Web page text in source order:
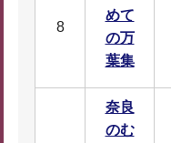
8
めて
の万
葉集
奈良
のむ